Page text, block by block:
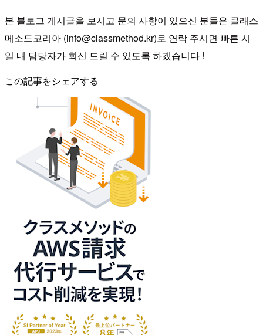
본 블로그 게시글을 보시고 문의 사항이 있으신 분들은 클래스
메소드코리아 (info@classmethod.kr)로 연락 주시면 빠른 시
일 내 담당자가 회신 드릴 수 있도록 하겠습니다 !
この記事をシェアする